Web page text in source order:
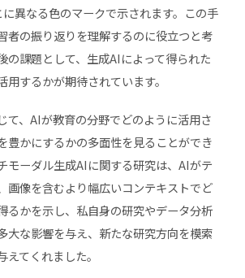
異なる色のマークで示されます。この手
者の振り返りを理解するのに役立つと考
の課題として、生成AIによって得られた
するかが期待されています。
て、AIが教育の分野でどのように活用さ
豊かにするかの多面性を見ることができ
モーダル生成AIに関する研究は、AIがテ
画像を含むより幅広いコンテキストでど
るかを示し、私自身の研究やデータ分析
大な影響を与え、新たな研究方向を模索
てくれました。